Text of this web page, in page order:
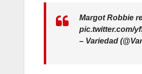
Margot Robbie
pic.twitter.com/
– Variedad